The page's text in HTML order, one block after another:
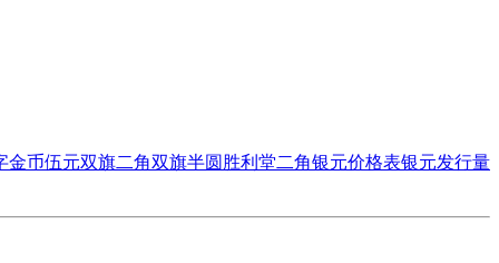
金币伍元双旗二角双旗半圆 胜利堂二角银元价格表银元发行量